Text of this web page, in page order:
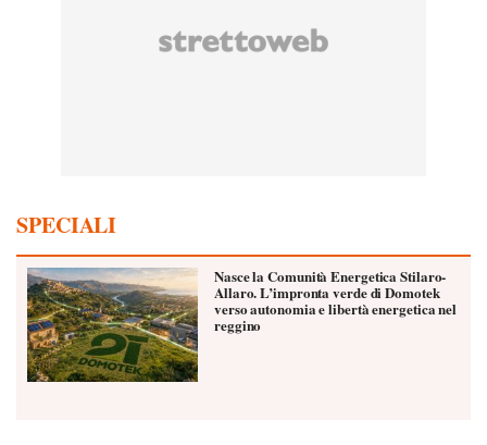
SPECIALI
Nasce la Comunità Energetica Stilaro-
Allaro. L’impronta verde di Domotek
verso autonomia e libertà energetica nel
reggino